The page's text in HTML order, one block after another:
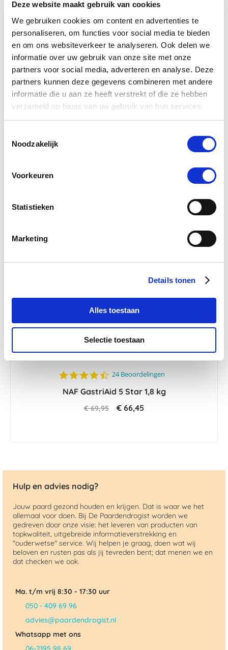
Deze website maakt gebruik van cookies
We gebruiken cookies om content en advertenties te
personaliseren, om functies voor social media te bieden
en om ons websiteverkeer te analyseren. Ook delen we
informatie over uw gebruik van onze site met onze
partners voor social media, adverteren en analyse. Deze
partners kunnen deze gegevens combineren met andere
informatie die u aan ze heeft verstrekt of die ze hebben
verzameld op basis van uw gebruik van hun services.
Noodzakelijk
Voorkeuren
Statistieken
Marketing
Details tonen
Alles toestaan
Selectie toestaan
-5 %
4.5
rating
24 Beoordelingen
NAF GastriAid 5 Star 1,8 kg
€ 69,95 € 66,45
Hulp en advies nodig?
Jouw paard gezond houden en krijgen. Dat is waar we het
allemaal voor doen. Bij De Paardendrogist worden we
gedreven door onze visie: het leveren van producten van
topkwaliteit, uitgebreide informatieverstrekking en
"ouderwetse" service. Wij helpen je graag, doen wat wij
beloven en rusten pas als jij tevreden bent; dat menen we en
dat checken we ook.
Ma. t/m vrij 8:30 - 17:30 uur
050 - 409 69 96
advies@paardendrogist.nl
Whatsapp met ons